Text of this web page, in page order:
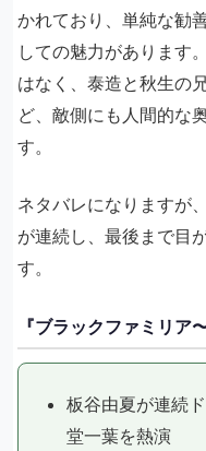
かれており、単純な勧
しての魅力があります
はなく、泰造と秋生の
ど、敵側にも人間的な
す。
ネタバレになりますが
が連続し、最後まで目
す。
『ブラックファミリア
板谷由夏が連続
堂一葉を熱演